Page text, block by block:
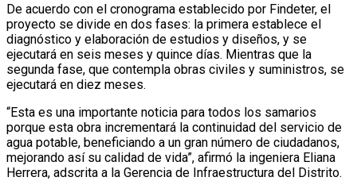
De acuerdo con el cronograma establecido por Findeter, el
proyecto se divide en dos fases: la primera establece el
diagnóstico y elaboración de estudios y diseños, y se
ejecutará en seis meses y quince días. Mientras que la
segunda fase, que contempla obras civiles y suministros, se
ejecutará en diez meses.
“Esta es una importante noticia para todos los samarios
porque esta obra incrementará la continuidad del servicio de
agua potable, beneficiando a un gran número de ciudadanos,
mejorando así su calidad de vida”, afirmó la ingeniera Eliana
Herrera, adscrita a la Gerencia de Infraestructura del Distrito.